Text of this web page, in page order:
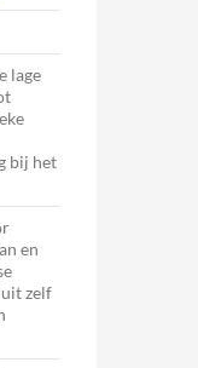
lage
bij het
en
zelf